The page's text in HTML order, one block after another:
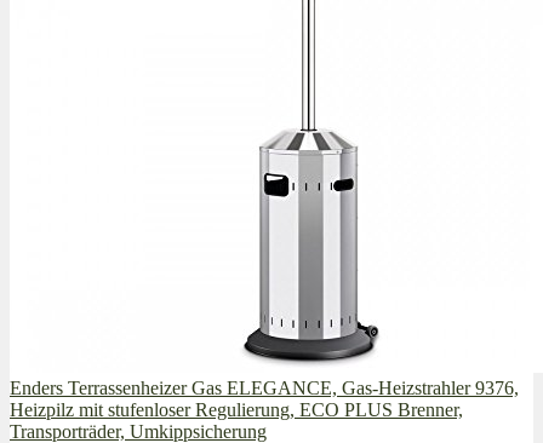
Enders Terrassenheizer Gas ELEGANCE, Gas-Heizstrahler 9376,
Heizpilz mit stufenloser Regulierung, ECO PLUS Brenner,
Transporträder, Umkippsicherung